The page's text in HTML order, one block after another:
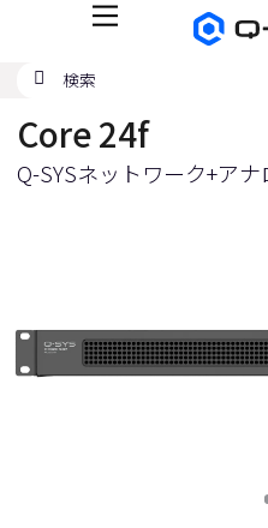
Q-
製
品
メ
ュ
QSYS.com (English)
Deutsch
Français
の
送
信
Core 24f
Q-SYSネットワーク+ア